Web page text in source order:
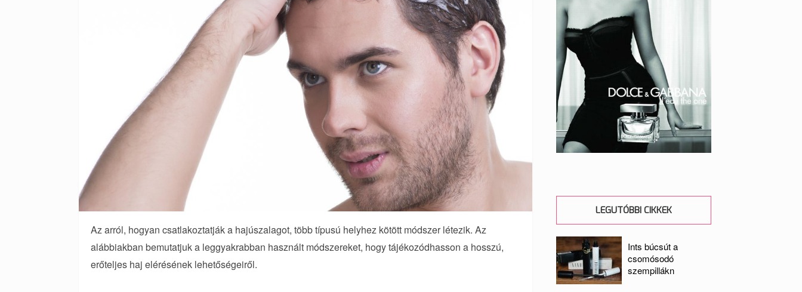
Az arról, hogyan csatlakoztatják a hajúszalagot, több típusú helyhez kötött módszer létezik. Az
alábbiakban bemutatjuk a leggyakrabban használt módszereket, hogy tájékozódhasson a hosszú,
erőteljes haj elérésének lehetőségeiről.
LEGUTÓBBI CIKKEK
Ints búcsút a
csomósodó
szempillákn